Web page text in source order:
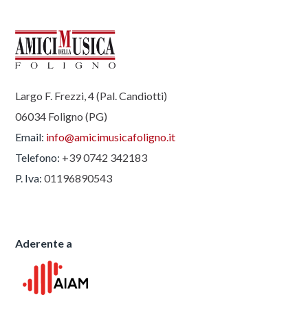
Largo F. Frezzi, 4 (Pal. Candiotti)
06034 Foligno (PG)
Email: info@amicimusicafoligno.it
Telefono: +39 0742 342183
P. Iva: 01196890543
Aderente a